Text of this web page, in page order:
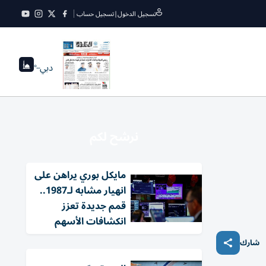
تسجيل الدخول|تسجيل حساب
دبي--°
شارك
مايكل بوري يراهن على
انهيار مشابه لـ1987..
قمم جديدة تعزز
انكشافات الأسهم